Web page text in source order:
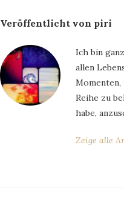
Veröffentlicht von piri
Ich bin
allen
Momenten,
Reihe zu
habe,
Zeige alle